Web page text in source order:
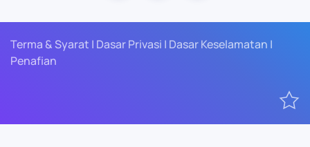
Terma & Syarat | Dasar Privasi | Dasar Keselamatan |
Penafian